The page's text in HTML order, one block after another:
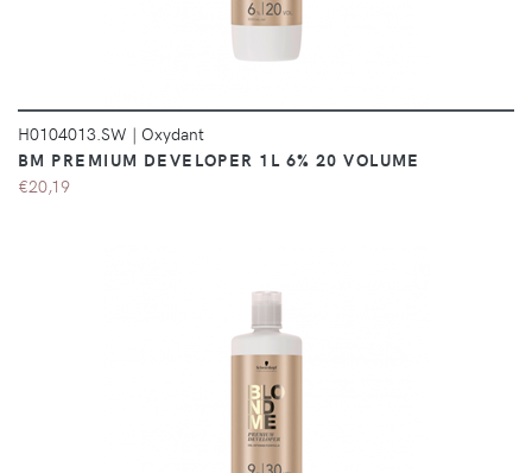
H0104013.SW | Oxydant
BM PREMIUM DEVELOPER 1L 6% 20 VOLUME
€20,19
DÉTAILS